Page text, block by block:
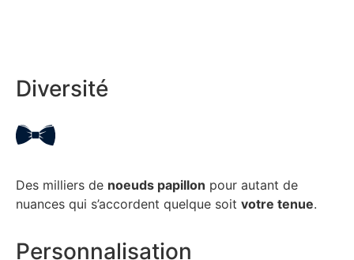
Diversité
Des milliers de noeuds papillon pour autant de
nuances qui s’accordent quelque soit votre tenue.
Personnalisation